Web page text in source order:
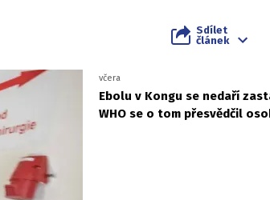
Sdílet
článek
včera
Ebolu v Kongu se nedaří
WHO se o tom přesvědčil